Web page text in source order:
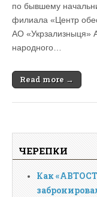
по бывшему
филиала «Центр
АО «Укрзализныця»
народного…
Read more →
ЧЕРЕПКИ
Как